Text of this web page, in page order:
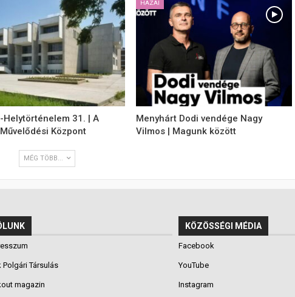
Helytörténelem 31. | A
Központ
HAZAI
Menyhárt Dodi vendége Nagy
Vilmos | Magunk között
MÉG TÖBB...
Polgári Társulás
magazin
KÖZÖSSÉGI MÉDIA
Facebook
YouTube
Instagram